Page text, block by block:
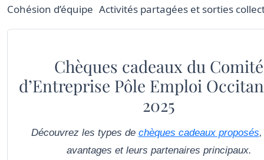
Cohésion d’équipe Activités partagées et sorties
Chèques cadeaux du Comité
d’Entreprise Pôle Emploi
2025
Découvrez les types de chèques cadeaux proposés,
avantages et leurs partenaires principaux.